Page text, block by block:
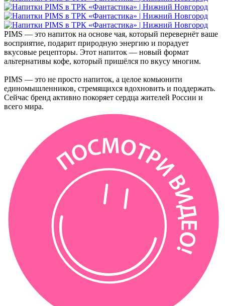
PIMS — это напиток на основе чая, который перевернёт ваше
восприятие, подарит природную энергию и порадует
вкусовые рецепторы. Этот напиток — новый формат
альтернативы кофе, который пришёлся по вкусу многим.
PIMS — это не просто напиток, а целое комьюнити
единомышленников, стремящихся вдохновить и поддержать.
Сейчас бренд активно покоряет сердца жителей России и
всего мира.